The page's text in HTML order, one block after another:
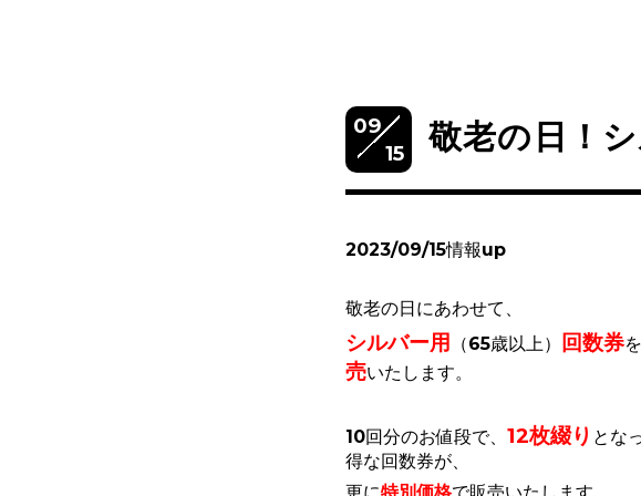
09
15
敬老の日！
2023/09/15情報up
敬老の日にあわせて、
シルバー用 （65歳以上） 回数券を
売いたします。
10回分のお値段で、 12枚綴り とな
得な回数券が、
更に特別価格で販売いたします。